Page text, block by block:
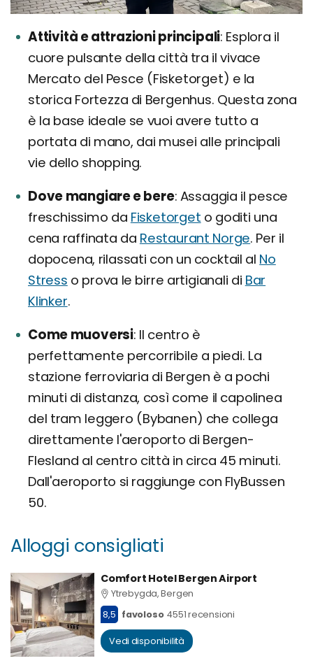
Attività e attrazioni principali Esplora il
cuore pulsante della città tra il vivace
Mercato del Pesce (Fisketorget) e la
storica Fortezza di Bergenhus. Questa zona
è la base ideale se vuoi avere tutto a
portata di mano, dai musei alle principali
vie dello shopping.
Dove mangiare e bere Assaggia il pesce
freschissimo da Fisketorget o goditi una
cena raffinata da Restaurant Norge. Per il
dopocena, rilassati con un cocktail al No
Stress o prova le birre artigianali di Bar
Klinker.
Come muoversi Il centro è
perfettamente percorribile a piedi. La
stazione ferroviaria di Bergen è a pochi
minuti di distanza, così come il capolinea
del tram leggero (Bybanen) che collega
direttamente l'aeroporto di Bergen-
Flesland al centro città in circa 45 minuti.
Dall'aeroporto si raggiunge con FlyBussen
50.
Alloggi consigliati
Comfort Hotel Bergen Airport
Ytrebygda, Bergen
8,5 favoloso 4551 recensioni
Vedi disponibilità